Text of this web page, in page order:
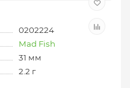
0202224
Mad Fish
31 мм
2.2 г